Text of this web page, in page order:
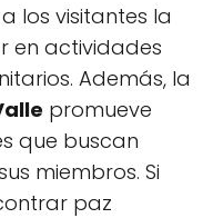
los visitantes la
en actividades
Además, la
promueve
que buscan
miembros. Si
paz